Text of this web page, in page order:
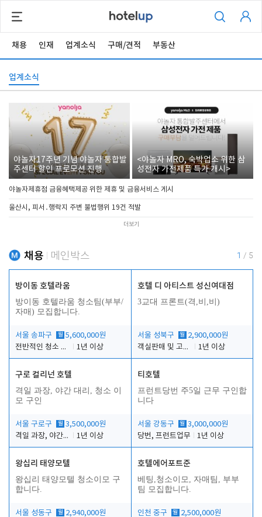
채용 인재 업계소식 구매/견적 부동산
업계소식
야놀자17주년 기념 야놀자 통합발
주센터 할인 프로모션 진행
<야놀자 MRO, 숙박업소 위한 삼
성전자 가전제품 특가 개시>
야놀자제휴점 금융혜택제공 위한 제휴 및 금융서비스 게시
울산시, 피서․행락지 주변 불법행위 19건 적발
더보기
채용 메인박스 1 / 5
방이동 호텔라움
방이동 호텔라움 청소팀(부부/
자매) 모집합니다.
서울 송파구 월 5,600,000원
전반적인 청소 업무(객실청소.객실정리)
1년 이상
호텔 디 아티스트 성신여대점
3교대 프론트(격,비,비)
서울 성북구 월 2,900,000원
객실판매 및 고객응대
1년 이상
구로 컬리넌 호텔
격일 과장, 야간 대리, 청소 이
모 구인
서울 구로구 월 3,500,000원
격일 과장, 야간 대리, 청소 이모
1년 이상
티호텔
프런트당번 주5일 근무 구인합
니다
서울 강동구 월 3,000,000원
당번, 프런트업무
1년 이상
왕십리 태양모텔
왕십리 태양모텔 청소이모 구
합니다.
서울 성동구 월 2,940,000원
호텔에어포트준
베팅,청소이모, 자매팀, 부부
팀 모집합니다.
인천 중구 월 2,500,000원